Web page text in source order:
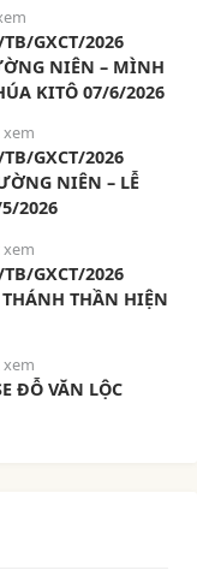
GXCT/2026
NIÊN – MÌNH
KITÔ 07/6/2026
GXCT/2026
NIÊN – LỄ
2026
GXCT/2026
THẦN HIỆN
ĐỖ VĂN LỘC